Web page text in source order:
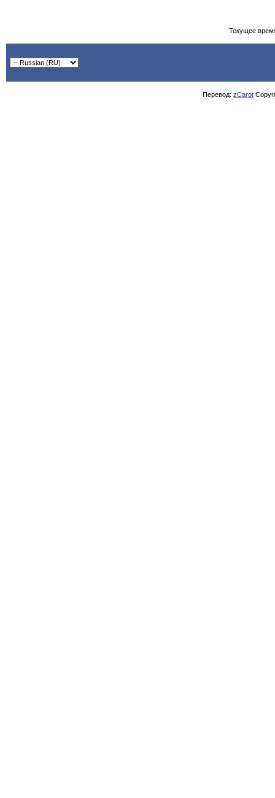
Текущее
Перевод: zCarot